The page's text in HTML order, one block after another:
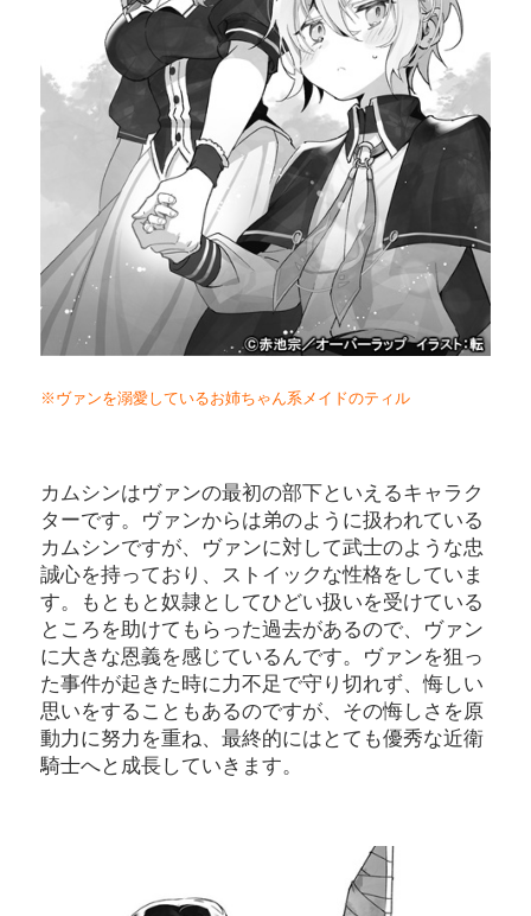
※ヴァンを溺愛しているお姉ちゃん系メイドのティル
カムシンはヴァンの最初の部下といえるキャラク
ターです。ヴァンからは弟のように扱われている
カムシンですが、ヴァンに対して武士のような忠
誠心を持っており、ストイックな性格をしていま
す。もともと奴隷としてひどい扱いを受けている
ところを助けてもらった過去があるので、ヴァン
に大きな恩義を感じているんです。ヴァンを狙っ
た事件が起きた時に力不足で守り切れず、悔しい
思いをすることもあるのですが、その悔しさを原
動力に努力を重ね、最終的にはとても優秀な近衛
騎士へと成長していきます。